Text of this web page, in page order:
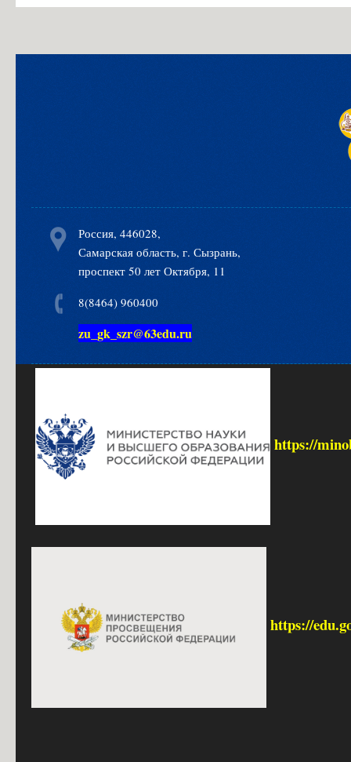
Россия, 446028,
Самарская область, г. Сызрань,
проспект 50 лет Октября, 11
8(8464) 960400
zu_gk_szr@63edu.ru
https://
https://